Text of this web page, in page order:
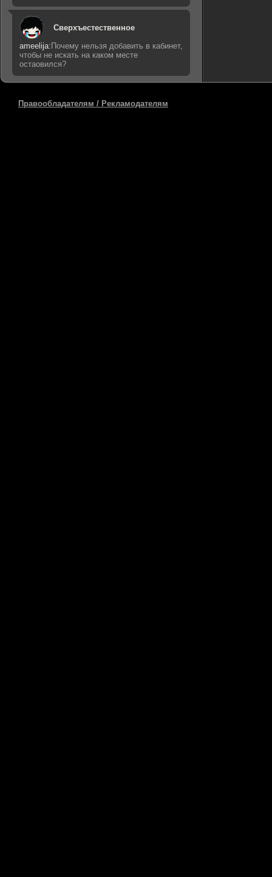
Сверхъестественное
ameelija: Почему нельзя добавить в кабинет,
чтобы не искать на каком месте
остаовился?
Правообладателям / Рекламодателям